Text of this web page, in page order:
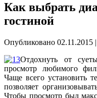
Как выбрать
гостиной
Опубликовано 02.11.2015 |
Отдохнуть от
просмотр любимого
Чаще всего установить
позволяет
Чтобы просмотр был